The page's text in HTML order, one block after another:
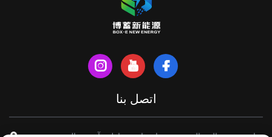
اتصل بنا